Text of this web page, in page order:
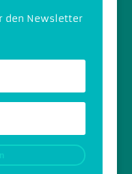
den Newsletter